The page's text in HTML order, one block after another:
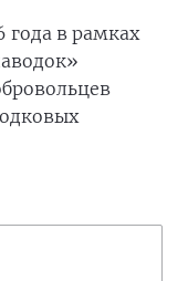
года в рамках